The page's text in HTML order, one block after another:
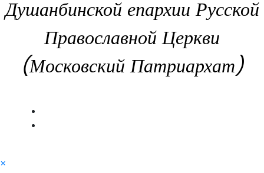
Душанбинской епархии Русской
Православной Церкви
(Московский Патриархат)
×